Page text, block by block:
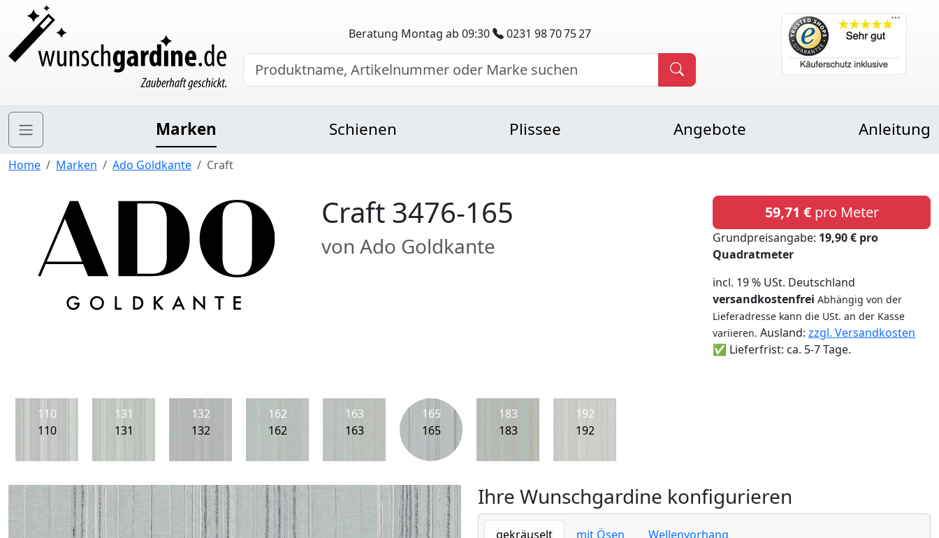
Beratung Montag ab 09:30 0231 98 70 75 27
Marken Schienen Plissee Angebote Anleitung
Home Marken Ado Goldkante Craft
Craft 3476-165
von Ado Goldkante
59,71 €pro Meter
Grundpreisangabe: 19,90 € pro
Quadratmeter
incl. 19 % USt. Deutschland
versandkostenfrei Abhängig von der
Lieferadresse kann die USt. an der Kasse
variieren. Ausland: zzgl. Versandkosten
✅ Lieferfrist: ca. 5-7 Tage.
110
110
131
131
132
132
162
162
163
163
165
165
183
183
192
192
Ihre Wunschgardine konfigurieren
gekräuselt mit Ösen Wellenvorhang